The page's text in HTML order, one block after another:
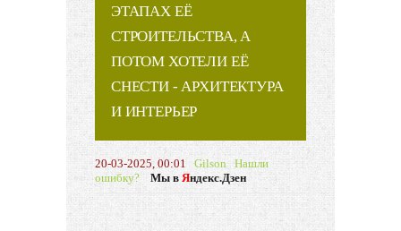
ЭТАПАХ ЕЁ
СТРОИТЕЛЬСТВА, А
ПОТОМ ХОТЕЛИ ЕЁ
СНЕСТИ - АРХИТЕКТУРА
И ИНТЕРЬЕР
20-03-2025, 00:01 Gilson Нашли
ошибку?
Мы в Яндекс.Дзен